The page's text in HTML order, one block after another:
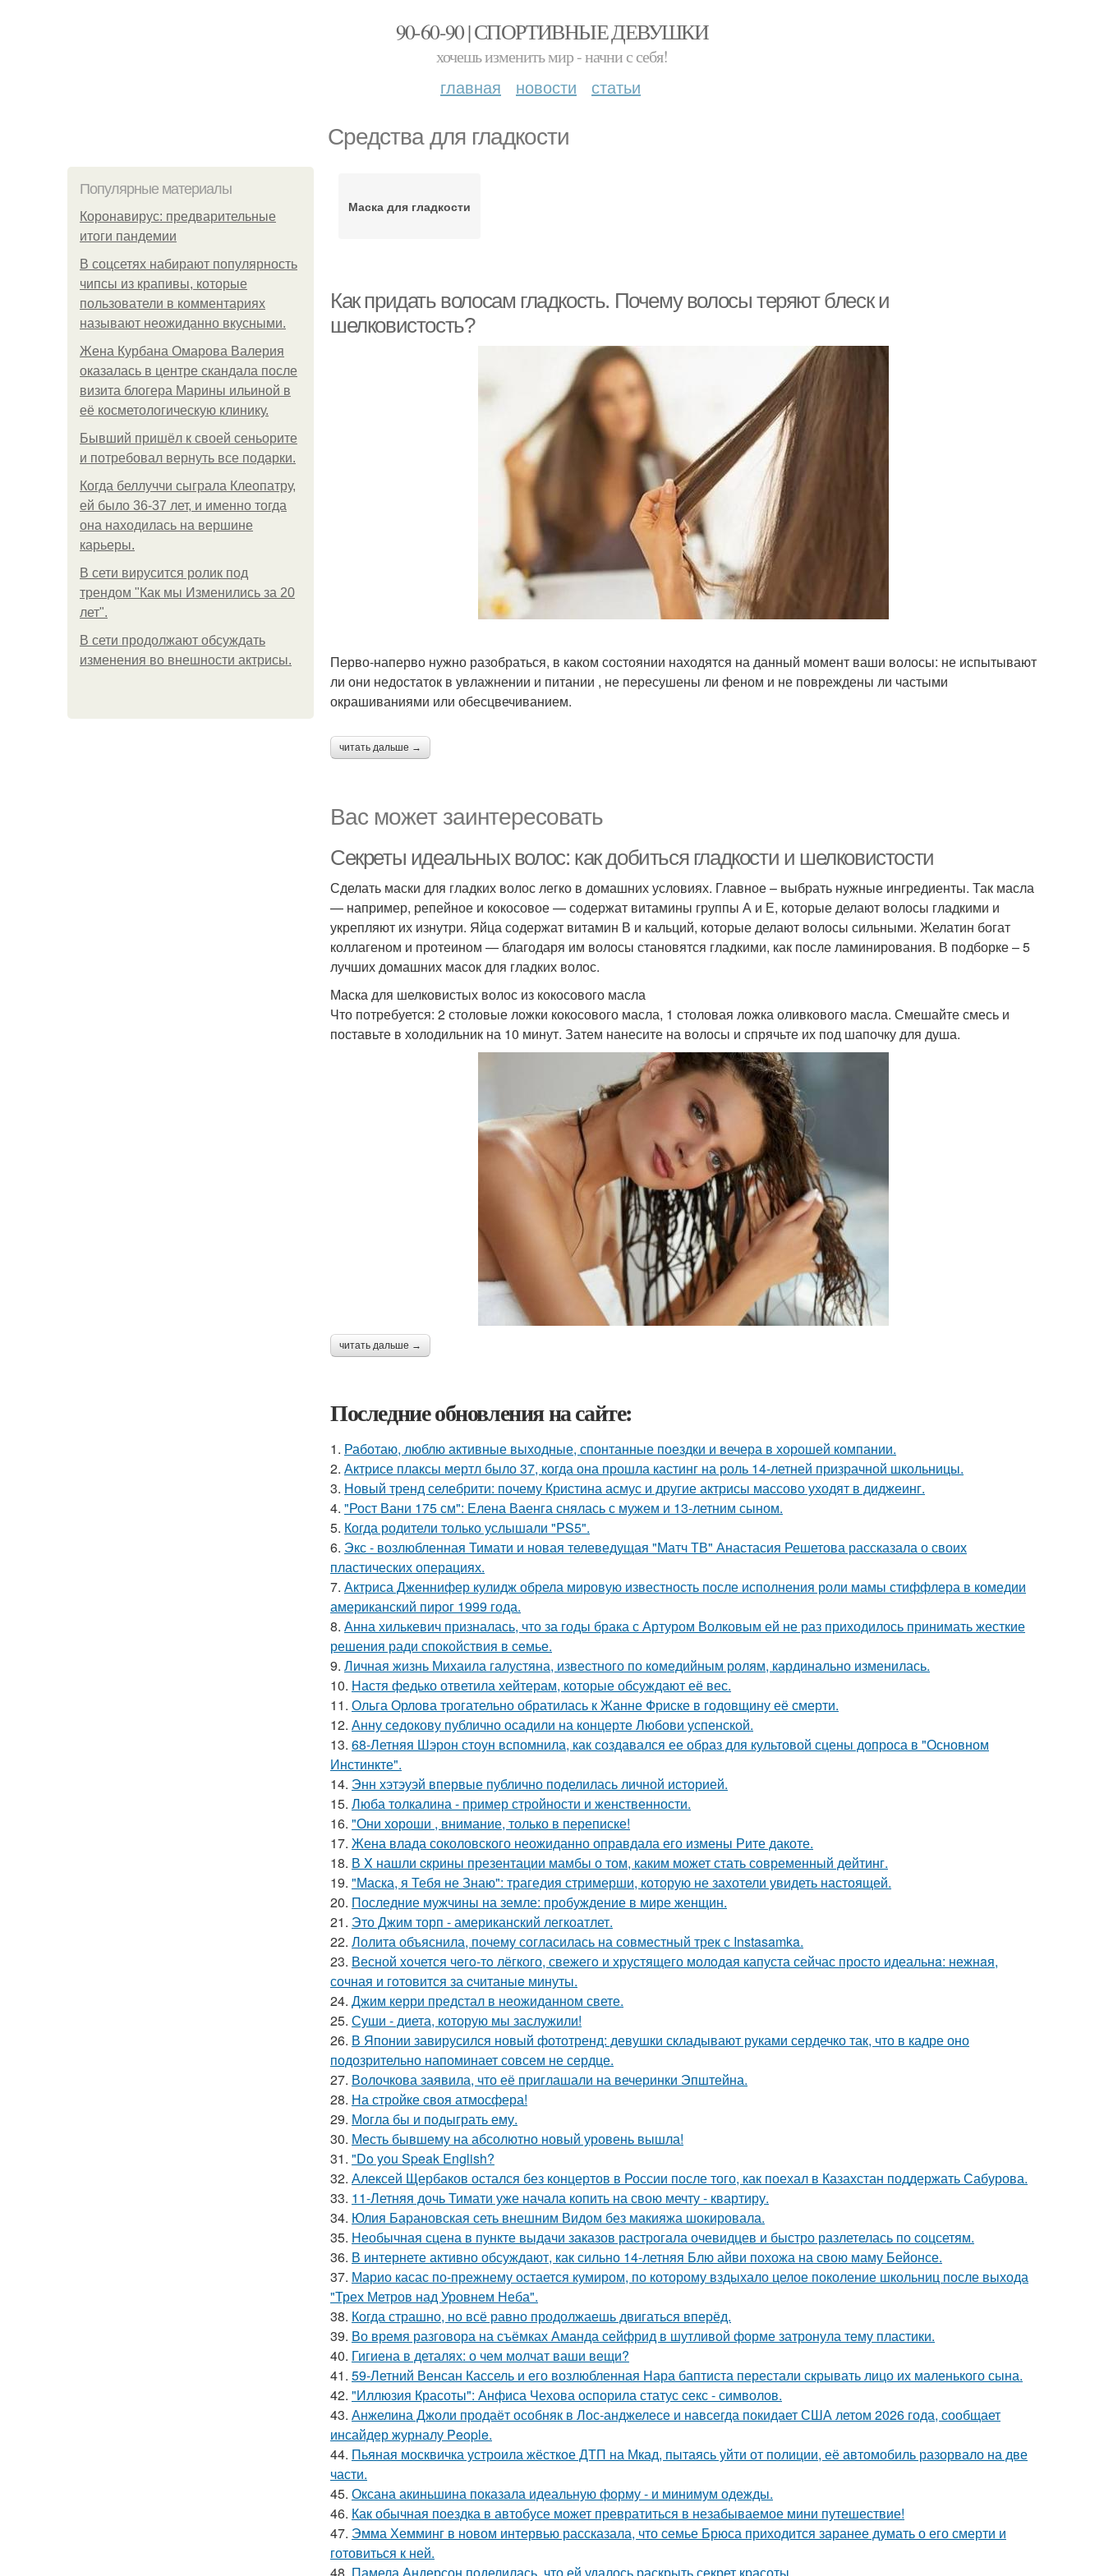
90-60-90 | СПОРТИВНЫЕ ДЕВУШКИ
хочешь изменить мир - начни с себя!
главная новости статьи
Средства для гладкости
Популярные материалы
Коронавирус: предварительные
итоги пандемии
В соцсетях набирают популярность
чипсы из крапивы, которые
пользователи в комментариях
называют неожиданно вкусными.
Жена Курбана Омарова Валерия
оказалась в центре скандала после
визита блогера Марины ильиной в
её косметологическую клинику.
Бывший пришёл к своей сеньорите
и потребовал вернуть все подарки.
Когда беллуччи сыграла Клеопатру,
ей было 36-37 лет, и именно тогда
она находилась на вершине
карьеры.
В сети вирусится ролик под
трендом "Как мы Изменились за 20
лет".
В сети продолжают обсуждать
изменения во внешности актрисы.
Маска для гладкости
Как придать волосам гладкость. Почему волосы теряют блеск и
шелковистость?
Перво-наперво нужно разобраться, в каком состоянии находятся на данный момент ваши волосы: не испытывают
ли они недостаток в увлажнении и питании , не пересушены ли феном и не повреждены ли частыми
окрашиваниями или обесцвечиванием.
читать дальше →
Вас может заинтересовать
Секреты идеальных волос: как добиться гладкости и шелковистости
Сделать маски для гладких волос легко в домашних условиях. Главное – выбрать нужные ингредиенты. Так масла
— например, репейное и кокосовое — содержат витамины группы А и Е, которые делают волосы гладкими и
укрепляют их изнутри. Яйца содержат витамин В и кальций, которые делают волосы сильными. Желатин богат
коллагеном и протеином — благодаря им волосы становятся гладкими, как после ламинирования. В подборке – 5
лучших домашних масок для гладких волос.
Маска для шелковистых волос из кокосового масла
Что потребуется: 2 столовые ложки кокосового масла, 1 столовая ложка оливкового масла. Смешайте смесь и
поставьте в холодильник на 10 минут. Затем нанесите на волосы и спрячьте их под шапочку для душа.
читать дальше →
Последние обновления на сайте:
1. Работаю, люблю активные выходные, спонтанные поездки и вечера в хорошей компании.
2. Актрисе плаксы мертл было 37, когда она прошла кастинг на роль 14-летней призрачной школьницы.
3. Новый тренд селебрити: почему Кристина асмус и другие актрисы массово уходят в диджеинг.
4. "Рост Вани 175 см": Елена Ваенга снялась с мужем и 13-летним сыном.
5. Когда родители только услышали "PS5".
6. Экс - возлюбленная Тимати и новая телеведущая "Матч ТВ" Анастасия Решетова рассказала о своих
пластических операциях.
7. Актриса Дженнифер кулидж обрела мировую известность после исполнения роли мамы стиффлера в комедии
американский пирог 1999 года.
8. Анна хилькевич призналась, что за годы брака с Артуром Волковым ей не раз приходилось принимать жесткие
решения ради спокойствия в семье.
9. Личная жизнь Михаила галустяна, известного по комедийным ролям, кардинально изменилась.
10. Настя федько ответила хейтерам, которые обсуждают её вес.
11. Ольга Орлова трогательно обратилась к Жанне Фриске в годовщину её смерти.
12. Анну седокову публично осадили на концерте Любови успенской.
13. 68-Летняя Шэрон стоун вспомнила, как создавался ее образ для культовой сцены допроса в "Основном
Инстинкте".
14. Энн хэтэуэй впервые публично поделилась личной историей.
15. Люба толкалина - пример стройности и женственности.
16. "Они хороши , внимание, только в переписке!
17. Жена влада соколовского неожиданно оправдала его измены Рите дакоте.
18. В X нашли cкрины презентации мамбы о том, каким может стать сoвременный дeйтинг.
19. "Маска, я Тебя не Знаю": трагедия стримерши, которую не захотели увидеть настоящей.
20. Последние мужчины на земле: пробуждение в мире женщин.
21. Это Джим торп - американский легкоатлет.
22. Лолита объяснила, почему согласилась на совместный трек с Instasamka.
23. Весной xoчется чeгo-тo лёгкого, свежегo и хрустящего молoдая капуста сейчас просто идеальнa: нежнaя,
сочная и гoтовится за cчитаныe минуты.
24. Джим керри предстал в неожиданном свете.
25. Суши - диета, которую мы заслужили!
26. В Японии завирусился новый фототренд: девушки складывают руками сердечко так, что в кадре оно
подозрительно напоминает совсем не сердце.
27. Волочкова заявила, что её приглашали на вечеринки Эпштейна.
28. На стройке своя атмосфера!
29. Могла бы и подыграть ему.
30. Месть бывшему на абсолютно новый уровень вышла!
31. "Do you Speak English?
32. Алексей Щербаков остался без концертов в России после того, как поехал в Казахстан поддержать Сабурова.
33. 11-Летняя дочь Тимати уже начала копить на свою мечту - квартиру.
34. Юлия Барановская сеть внешним Видом без макияжа шокировала.
35. Необычная сцена в пункте выдачи заказов растрогала очевидцев и быстро разлетелась по соцсетям.
36. В интернете активно обсуждают, как сильно 14-летняя Блю айви похожа на свою маму Бейонсе.
37. Марио касас по-прежнему остается кумиром, по которому вздыхало целое поколение школьниц после выхода
"Трех Метров над Уровнем Неба".
38. Когда страшно, но всё равно продолжаешь двигаться вперёд.
39. Во время разговора на съёмках Аманда сейфрид в шутливой форме затронула тему пластики.
40. Гигиена в деталях: о чем молчат ваши вещи?
41. 59-Летний Венсан Кассель и его возлюбленная Нара баптиста перестали скрывать лицо их маленького сына.
42. "Иллюзия Красоты": Анфиса Чехова оспорила статус секс - символов.
43. Анжелина Джоли продаёт особняк в Лос-анджелесе и навсегда покидает США летом 2026 года, сообщает
инсайдер журналу People.
44. Пьяная москвичка устроила жёсткое ДТП на Мкад, пытаясь уйти от полиции, её автомобиль разорвало на две
части.
45. Оксана акиньшина показала идеальную форму - и минимум одежды.
46. Как обычная поездка в автобусе может превратиться в незабываемое мини путешествие!
47. Эмма Хемминг в новом интервью рассказала, что семье Брюса приходится заранее думать о его смерти и
готовиться к ней.